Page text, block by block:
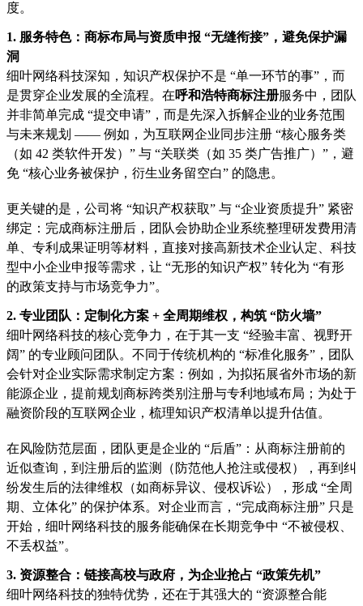
度。
1. 服务特色：商标布局与资质申报 “无缝衔接”，避免保护漏
洞
细叶网络科技深知，知识产权保护不是 “单一环节的事”，而
是贯穿企业发展的全流程。在呼和浩特商标注册服务中，团队
并非简单完成 “提交申请”，而是先深入拆解企业的业务范围
与未来规划 —— 例如，为互联网企业同步注册 “核心服务类
（如 42 类软件开发）” 与 “关联类（如 35 类广告推广）”，避
免 “核心业务被保护，衍生业务留空白” 的隐患。
更关键的是，公司将 “知识产权获取” 与 “企业资质提升” 紧密
绑定：完成商标注册后，团队会协助企业系统整理研发费用清
单、专利成果证明等材料，直接对接高新技术企业认定、科技
型中小企业申报等需求，让 “无形的知识产权” 转化为 “有形
的政策支持与市场竞争力”。
2. 专业团队：定制化方案 + 全周期维权，构筑 “防火墙”
细叶网络科技的核心竞争力，在于其一支 “经验丰富、视野开
阔” 的专业顾问团队。不同于传统机构的 “标准化服务”，团队
会针对企业实际需求制定方案：例如，为拟拓展省外市场的新
能源企业，提前规划商标跨类别注册与专利地域布局；为处于
融资阶段的互联网企业，梳理知识产权清单以提升估值。
在风险防范层面，团队更是企业的 “后盾”：从商标注册前的
近似查询，到注册后的监测（防范他人抢注或侵权），再到纠
纷发生后的法律维权（如商标异议、侵权诉讼），形成 “全周
期、立体化” 的保护体系。对企业而言，“完成商标注册” 只是
开始，细叶网络科技的服务能确保在长期竞争中 “不被侵权、
不丢权益”。
3. 资源整合：链接高校与政府，为企业抢占 “政策先机”
细叶网络科技的独特优势，还在于其强大的 “资源整合能